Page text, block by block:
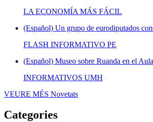
LA ECONOMÍA MÁS FÁCIL
(Español) Un grupo de eurodiputados
FLASH INFORMATIVO PE
(Español) Museo sobre Ruanda en el
INFORMATIVOS UMH
VEURE MÉS Novetats
Categories